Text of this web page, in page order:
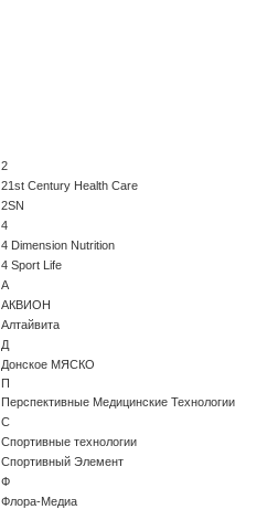
2
21st Century Health Care
2SN
4
4 Dimension Nutrition
4 Sport Life
А
АКВИОН
Алтайвита
Д
Донское МЯСКО
П
Перспективные Медицинские Технологии
С
Спортивные технологии
Спортивный Элемент
Ф
Флора-Медиа